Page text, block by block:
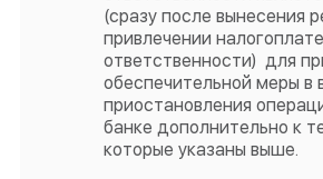
(сразу после вынесения
привлечении
ответственности) для
обеспечительной меры в
приостановления
банке дополнительно к
которые указаны выше.